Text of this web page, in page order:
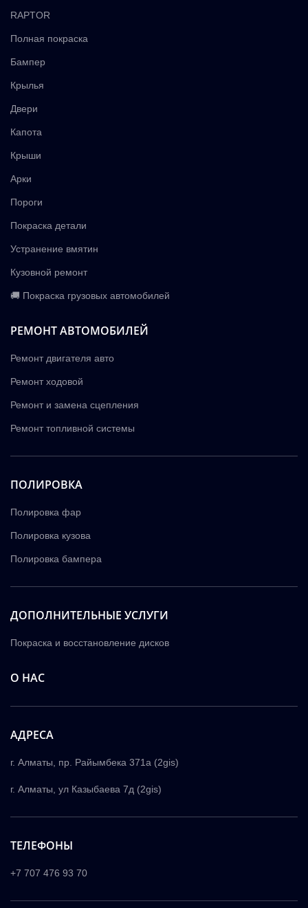
RAPTOR
Полная покраска
Бампер
Крылья
Двери
Капота
Крыши
Арки
Пороги
Покраска детали
Устранение вмятин
Кузовной ремонт
🚚 Покраска грузовых автомобилей
РЕМОНТ АВТОМОБИЛЕЙ
Ремонт двигателя авто
Ремонт ходовой
Ремонт и замена сцепления
Ремонт топливной системы
ПОЛИРОВКА
Полировка фар
Полировка кузова
Полировка бампера
ДОПОЛНИТЕЛЬНЫЕ УСЛУГИ
Покраска и восстановление дисков
О НАС
АДРЕСА
г. Алматы, пр. Райымбека 371а (2gis)
г. Алматы, ул Казыбаева 7д (2gis)
ТЕЛЕФОНЫ
+7 707 476 93 70